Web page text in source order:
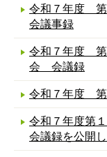
令和７年度 第
会議事録
令和７年度 第
会 会議録
令和７年度 第
令和７年度第
会議録を公開